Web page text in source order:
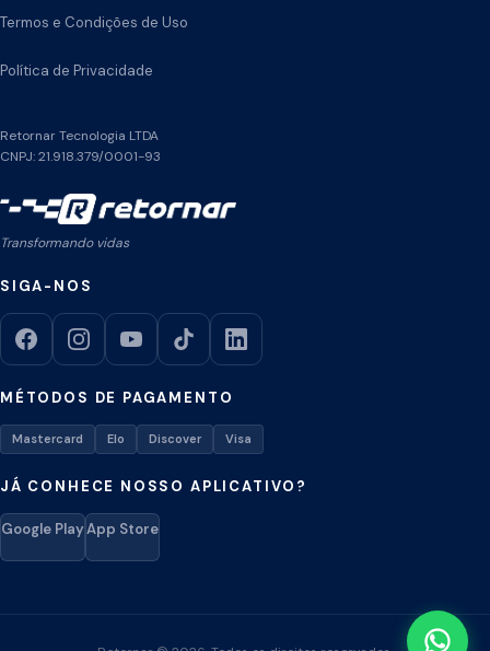
Termos e Condições de Uso
Política de Privacidade
Retornar Tecnologia LTDA
CNPJ: 21.918.379/0001-93
Transformando vidas
SIGA-NOS
MÉTODOS DE PAGAMENTO
Mastercard Elo Discover Visa
JÁ CONHECE NOSSO APLICATIVO?
Google PlayApp Store